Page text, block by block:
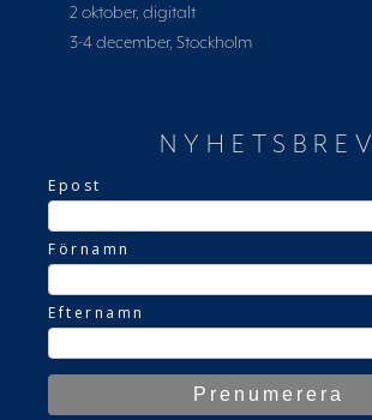
2 oktober, digitalt
3-4 december, Stockholm
NYHETSBREV
Epost
Förnamn
Efternamn